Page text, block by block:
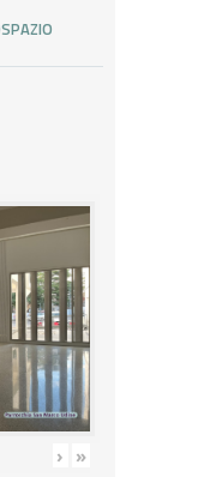
› »